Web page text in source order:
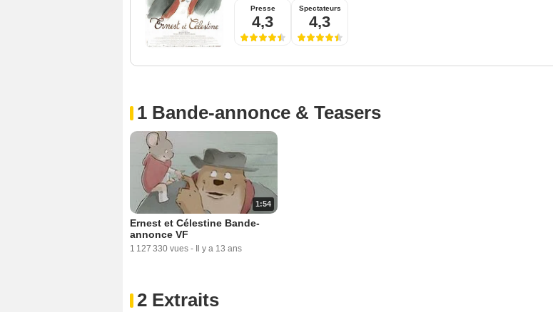
Presse
4,3
Spectateurs
4,3
1 Bande-annonce & Teasers
1:54
Ernest et Célestine Bande-
annonce VF
1 127 330 vues - Il y a 13 ans
2 Extraits